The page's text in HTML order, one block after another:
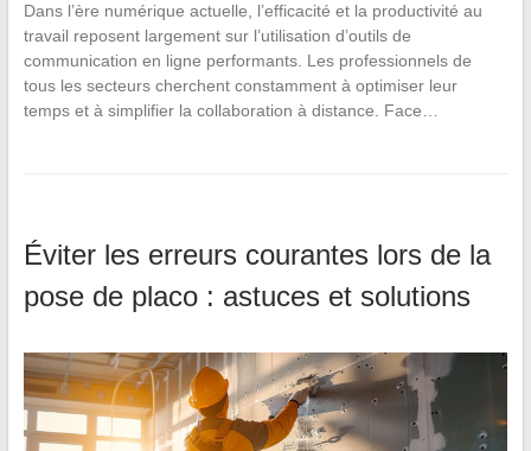
Dans l’ère numérique actuelle, l’efficacité et la productivité au
travail reposent largement sur l’utilisation d’outils de
communication en ligne performants. Les professionnels de
tous les secteurs cherchent constamment à optimiser leur
temps et à simplifier la collaboration à distance. Face…
Éviter les erreurs courantes lors de la
pose de placo : astuces et solutions